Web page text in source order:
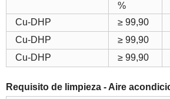
%
Cu-DHP
≥ 99,90
Cu-DHP
≥ 99,90
Cu-DHP
≥ 99,90
Requisito de limpieza - Aire